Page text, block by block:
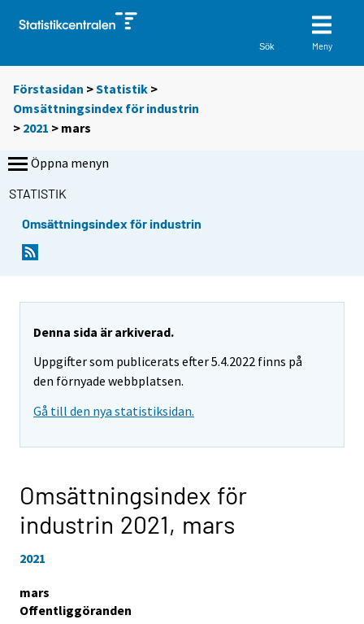
Sök Meny
Förstasidan >Statistik >
Omsättningsindex för industrin
> 2021 > mars
Öppna menyn
STATISTIK
Omsättningsindex för industrin
Denna sida är arkiverad.
Uppgifter som publicerats efter 5.4.2022 finns på
den förnyade webbplatsen.
Gå till den nya statistiksidan.
Omsättningsindex för
industrin 2021, mars
2021
mars
Offentliggöranden